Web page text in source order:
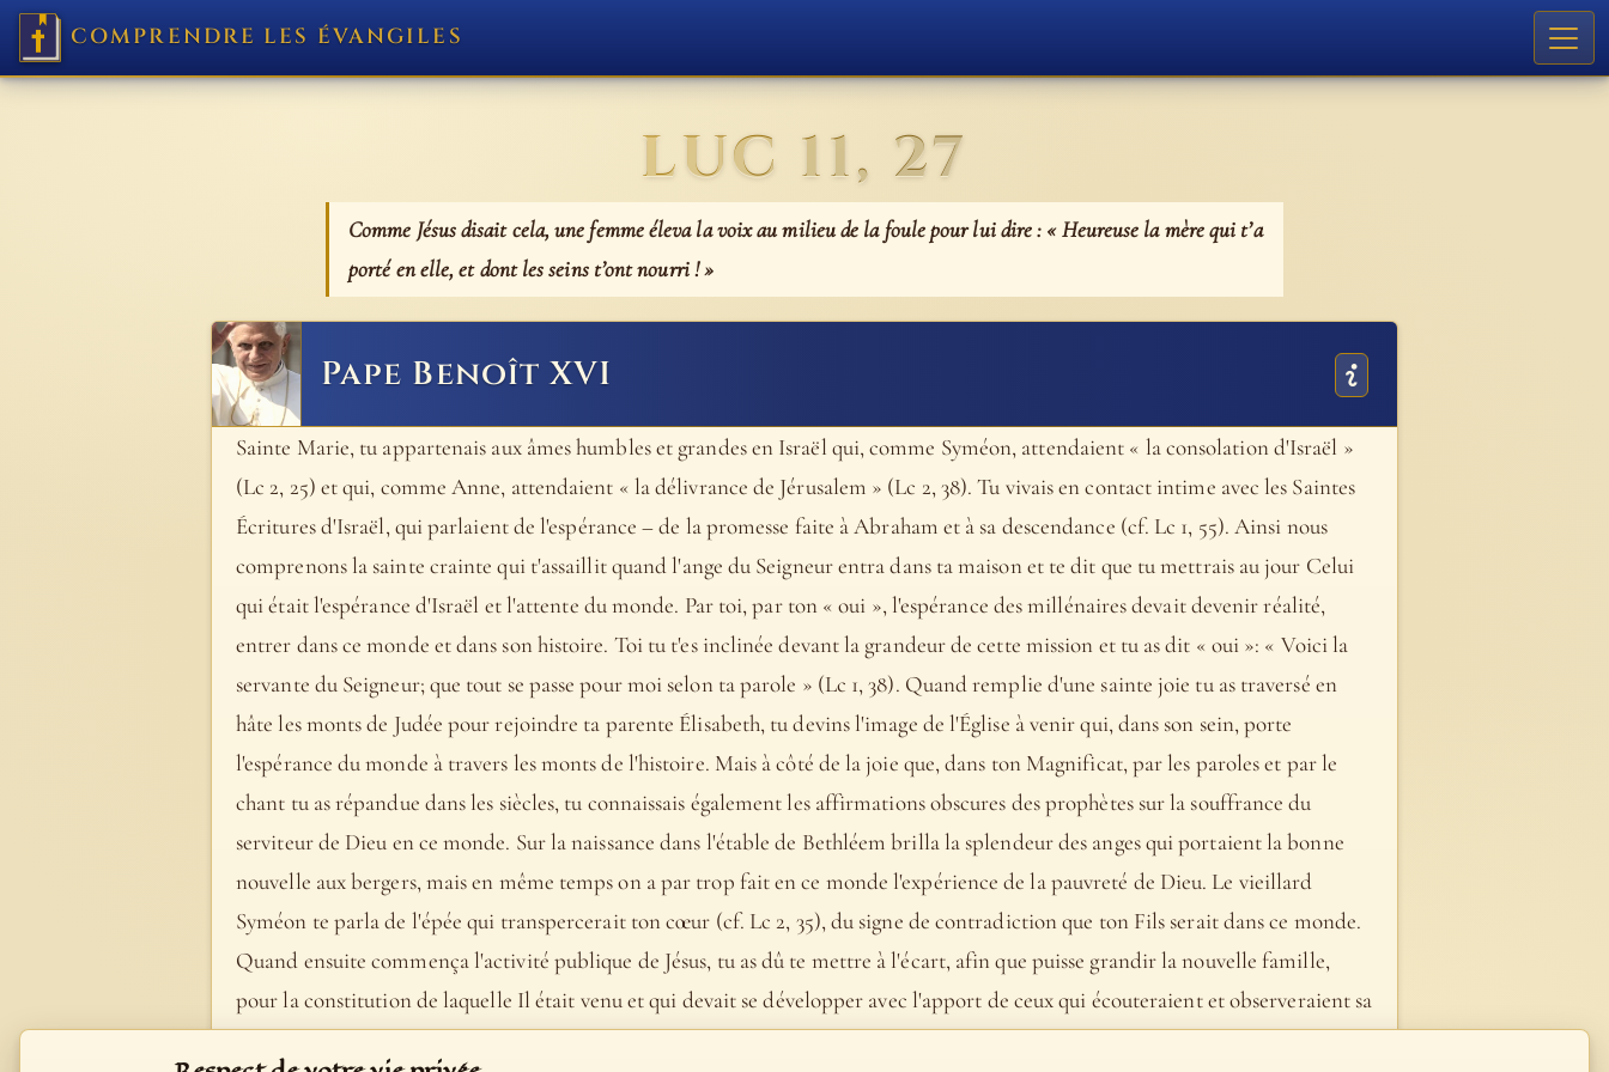
COMPRENDRE LES ÉVANGILES
LUC 11, 27
Comme Jésus disait cela, une femme éleva la voix au milieu de la foule pour lui dire : « Heureuse la mère qui t’a
porté en elle, et dont les seins t’ont nourri ! »
Pape Benoît XVI
Sainte Marie, tu appartenais aux âmes humbles et grandes en Israël qui, comme Syméon, attendaient « la consolation d'Israël »
(Lc 2, 25) et qui, comme Anne, attendaient « la délivrance de Jérusalem » (Lc 2, 38). Tu vivais en contact intime avec les Saintes
Écritures d'Israël, qui parlaient de l'espérance – de la promesse faite à Abraham et à sa descendance (cf. Lc 1, 55). Ainsi nous
comprenons la sainte crainte qui t'assaillit quand l'ange du Seigneur entra dans ta maison et te dit que tu mettrais au jour Celui
qui était l'espérance d'Israël et l'attente du monde. Par toi, par ton « oui », l'espérance des millénaires devait devenir réalité,
entrer dans ce monde et dans son histoire. Toi tu t'es inclinée devant la grandeur de cette mission et tu as dit « oui »: « Voici la
servante du Seigneur; que tout se passe pour moi selon ta parole » (Lc 1, 38). Quand remplie d'une sainte joie tu as traversé en
hâte les monts de Judée pour rejoindre ta parente Élisabeth, tu devins l'image de l'Église à venir qui, dans son sein, porte
l'espérance du monde à travers les monts de l'histoire. Mais à côté de la joie que, dans ton Magnificat, par les paroles et par le
chant tu as répandue dans les siècles, tu connaissais également les affirmations obscures des prophètes sur la souffrance du
serviteur de Dieu en ce monde. Sur la naissance dans l'étable de Bethléem brilla la splendeur des anges qui portaient la bonne
nouvelle aux bergers, mais en même temps on a par trop fait en ce monde l'expérience de la pauvreté de Dieu. Le vieillard
Syméon te parla de l'épée qui transpercerait ton cœur (cf. Lc 2, 35), du signe de contradiction que ton Fils serait dans ce monde.
Quand ensuite commença l'activité publique de Jésus, tu as dû te mettre à l'écart, afin que puisse grandir la nouvelle famille,
pour la constitution de laquelle Il était venu et qui devait se développer avec l'apport de ceux qui écouteraient et observeraient sa
parole (cf. Lc 11, 27s.). Malgré toute la grandeur et la joie des tout débuts de l'activité de Jésus, toi, tu as dû faire, déjà dans la